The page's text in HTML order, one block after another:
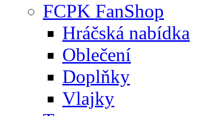
FCPK FanShop
Hráčská nabídka
Oblečení
Doplňky
Vlajky